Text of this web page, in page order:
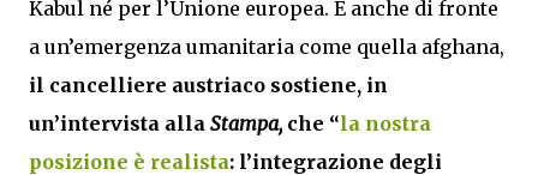
Kabul né per l’Unione europea. E anche di fronte
a un’emergenza umanitaria come quella afghana,
il cancelliere austriaco sostiene, in
un’intervista alla Stampa, che “la nostra
posizione è realista: l’integrazione degli